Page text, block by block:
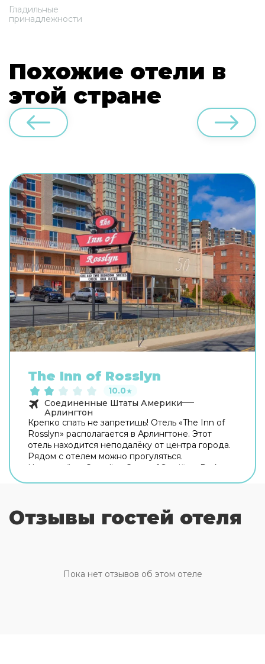
Гладильные
принадлежности
Похожие отели в
этой стране
The Inn of Rosslyn
10.0★
Соединенные Штаты Америки
Арлингтон
Крепко спать не запретишь! Отель «The Inn of
Rosslyn» располагается в Арлингтоне. Этот
отель находится неподалёку от центра города.
Рядом с отелем можно прогуляться.
Неподалёку: Canadian Cross of Sacrifice, Dark
прачечная и гладильные услуги. Сотрудники
отеля поддержат беседу на английском и
Отзывы гостей отеля
Пока нет отзывов об этом отеле